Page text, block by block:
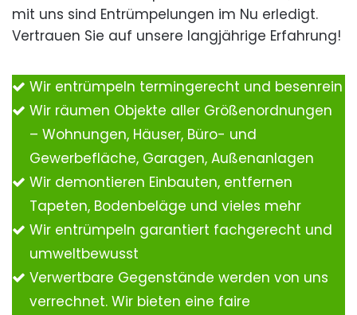
mit uns sind Entrümpelungen im Nu erledigt.
Vertrauen Sie auf unsere langjährige Erfahrung!
Wir entrümpeln termingerecht und besenrein
Wir räumen Objekte aller Größenordnungen
– Wohnungen, Häuser, Büro- und
Gewerbefläche, Garagen, Außenanlagen
Wir demontieren Einbauten, entfernen
Tapeten, Bodenbeläge und vieles mehr
Wir entrümpeln garantiert fachgerecht und
umweltbewusst
Verwertbare Gegenstände werden von uns
verrechnet. Wir bieten eine faire